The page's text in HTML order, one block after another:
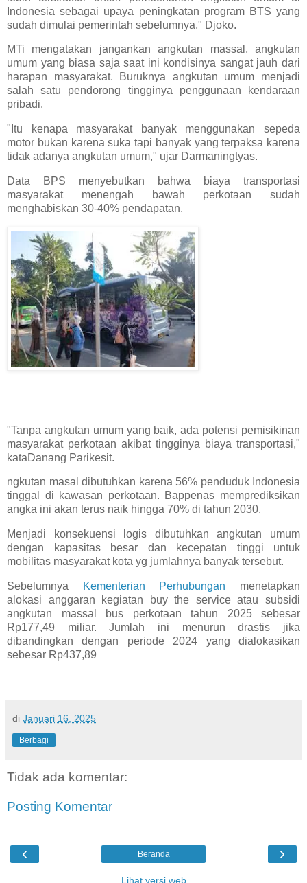
Indonesia sebagai upaya peningkatan program BTS yang
sudah dimulai pemerintah sebelumnya," Djoko.
MTi mengatakan jangankan angkutan massal, angkutan
umum yang biasa saja saat ini kondisinya sangat jauh dari
harapan masyarakat. Buruknya angkutan umum menjadi
salah satu pendorong tingginya penggunaan kendaraan
pribadi.
"Itu kenapa masyarakat banyak menggunakan sepeda
motor bukan karena suka tapi banyak yang terpaksa karena
tidak adanya angkutan umum," ujar Darmaningtyas.
Data BPS menyebutkan bahwa biaya transportasi
masyarakat menengah bawah perkotaan sudah
menghabiskan 30-40% pendapatan.
"Tanpa angkutan umum yang baik, ada potensi pemisikinan
masyarakat perkotaan akibat tingginya biaya transportasi,"
kataDanang Parikesit.
ngkutan masal dibutuhkan karena 56% penduduk Indonesia
tinggal di kawasan perkotaan. Bappenas memprediksikan
angka ini akan terus naik hingga 70% di tahun 2030.
Menjadi konsekuensi logis dibutuhkan angkutan umum
dengan kapasitas besar dan kecepatan tinggi untuk
mobilitas masyarakat kota yg jumlahnya banyak tersebut.
Sebelumnya Kementerian Perhubungan menetapkan
alokasi anggaran kegiatan buy the service atau subsidi
angkutan massal bus perkotaan tahun 2025 sebesar
Rp177,49 miliar. Jumlah ini menurun drastis jika
dibandingkan dengan periode 2024 yang dialokasikan
sebesar Rp437,89
di Januari 16, 2025
Berbagi
Tidak ada komentar:
Posting Komentar
‹ ›
Beranda
Lihat versi web